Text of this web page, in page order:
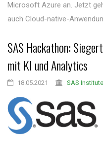
Microsoft Azure an. Jetzt
auch Cloud-native-
SAS Hackathon:
mit KI und Analytics
18.05.2021 SAS